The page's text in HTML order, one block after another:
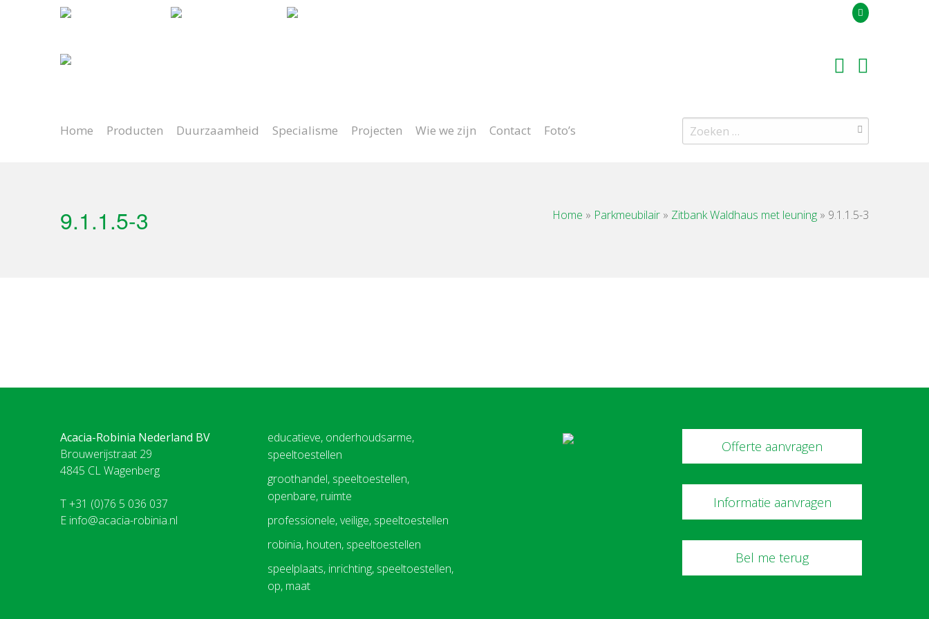
Home Producten Duurzaamheid Specialisme Projecten Wie we zijn Contact Foto’s
Zoeken
naar:
9.1.1.5-3 Home » Parkmeubilair » Zitbank Waldhaus met leuning » 9.1.1.5-3
Acacia-Robinia Nederland BV
Brouwerijstraat 29
4845 CL Wagenberg
T +31 (0)76 5 036 037
E info@acacia-robinia.nl
educatieve, onderhoudsarme,
speeltoestellen
groothandel, speeltoestellen,
openbare, ruimte
professionele, veilige, speeltoestellen
robinia, houten, speeltoestellen
speelplaats, inrichting, speeltoestellen,
op, maat
Offerte aanvragen
Informatie aanvragen
Bel me terug